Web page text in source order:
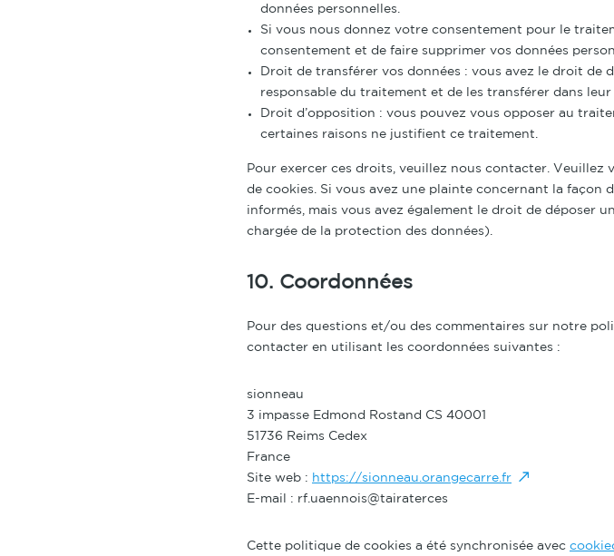
données personnelles.
Si vous nous donnez votre consentement pour le
consentement et de faire supprimer vos données
Droit de transférer vos données : vous avez le droit de
responsable du traitement et de les transférer dans
Droit d’opposition : vous pouvez vous opposer au
certaines raisons ne justifient ce traitement.
Pour exercer ces droits, veuillez nous contacter.
de cookies. Si vous avez une plainte concernant la façon
informés, mais vous avez également le droit de déposer
chargée de la protection des données).
10. Coordonnées
Pour des questions et/ou des commentaires sur notre
contacter en utilisant les coordonnées suivantes :
sionneau
3 impasse Edmond Rostand CS 40001
51736 Reims Cedex
France
Site web : https://sionneau.orangecarre.fr
E-mail : rf.uaennois@tairaterces
Cette politique de cookies a été synchronisée avec